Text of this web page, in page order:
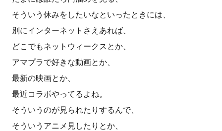
そういう休みをしたいなといったときには、
別にインターネットさえあれば、
どこでもネットウィークスとか、
アマプラで好きな動画とか、
最新の映画とか、
最近コラボやってるよね。
そういうのが見られたりするんで、
そういうアニメ見したりとか、